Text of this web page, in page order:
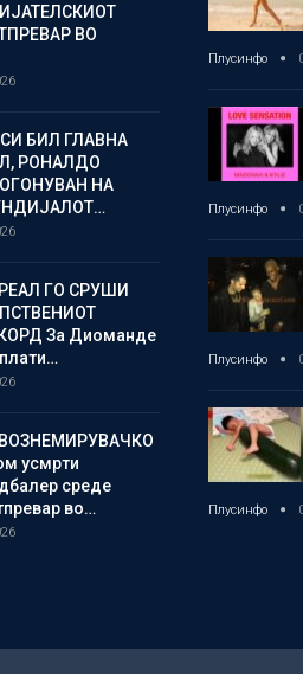
ВО
БИЛ ГЛАВНА
РОНАЛДО
НА
РЕАЛ ГО СРУШИ
За Диоманде
ВОЗНЕМИРУВАЧКО
усмрти
среде
во…
Плусинфо
Плусинфо
Плусинфо
Плусинфо